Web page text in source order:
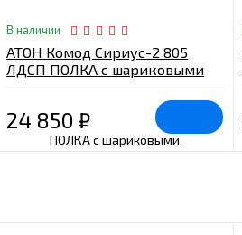
В наличии
АТОН Комод Сириус-2 805
ЛДСП ПОЛКА с шариковыми
24 850₽